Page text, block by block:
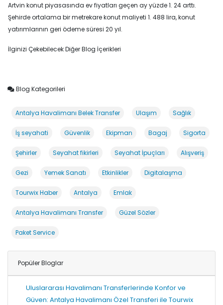
Artvin konut piyasasında ev fiyatları geçen ay yüzde 1. 24 arttı.
Şehirde ortalama bir metrekare konut maliyeti 1. 488 lira, konut
yatırımlarının geri ödeme süresi 20 yıl.
İlginizi Çekebilecek Diğer Blog İçerikleri
Blog Kategorileri
Antalya Havalimanı Belek Transfer Ulaşım Sağlık
İş seyahati Güvenlik Ekipman Bagaj Sigorta
Şehirler Seyahat fikirleri Seyahat İpuçları Alışveriş
Gezi Yemek Sanatı Etkinlikler Digitalaşma
Tourwix Haber Antalya Emlak
Antalya Havalimanı Transfer Güzel Sözler
Paket Service
Popüler Bloglar
Uluslararası Havalimanı Transferlerinde Konfor ve
Güven: Antalya Havalimanı Özel Transferi ile Tourwix